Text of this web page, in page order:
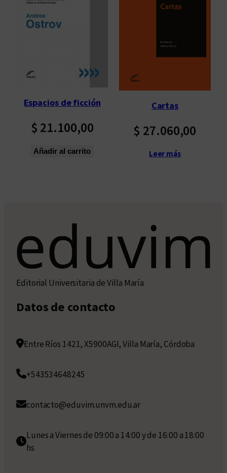
d
o
ú
t
Espacios de ficción
$ 21.100,00
Añadir al carrito
Cartas
$ 27.060,00
Leer más
Editorial Universitaria de Villa María
Datos de contacto
Entre Ríos 1421, X5900AGI, Villa María, Córdoba
+543534648245
contacto@eduvim.unvm.edu.ar
Lunes a Viernes de 09:00 a 14:00 y de 16:00 a 18:00
hs